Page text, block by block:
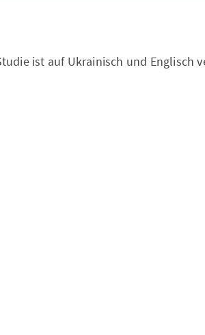
ist auf Ukrainisch und Englisch